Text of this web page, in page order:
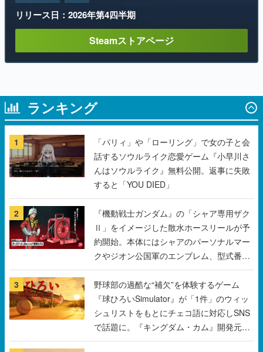
ランキング
1
「パリィ」や「ローリング」で女の子と会
話するソウルライク恋愛ゲーム『小早川さ
んはソウルライク』無料公開。返事に失敗
すると「YOU DIED」
2
『機動戦士ガンダム』の「シャア専用ザク
Ⅱ」をイメージした散水ホースリールが予
約開始。本体にはシャアのパーソナルマー
クやジオン公国軍のエンブレム、型式番号
などを配置
3
野球部の過酷な“補欠”を体験するゲーム
『球ひろいSimulator』が「1件」のウィッ
シュリストをもとにチェコ語に対応しSNS
で話題に。『キングダム・カム』開発元や
チェコのプロ野球選手から称賛の声
4
「東映」の“あのオープニング映像”がアク
リルブロックに。「東映ヒストリカル グッ
ズコレクション」が8月下旬より発売